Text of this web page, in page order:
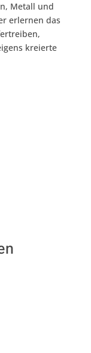
Metall und
erlernen das
kreierte